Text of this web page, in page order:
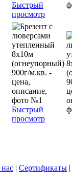
Быстрый
просмотр
Быстрый
просмотр
| Сертификаты |